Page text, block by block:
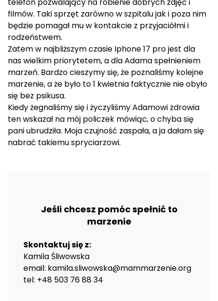
telefon pozwalający na robienie dobrych zdjęć i
filmów. Taki sprzęt zarówno w szpitalu jak i poza nim
będzie pomagał mu w kontakcie z przyjaciółmi i
rodzeństwem.
Zatem w najbliższym czasie Iphone 17 pro jest dla
nas wielkim priorytetem, a dla Adama spełnieniem
marzeń. Bardzo cieszymy się, że poznaliśmy kolejne
marzenie, a że było to 1 kwietnia faktycznie nie obyło
się bez psikusa.
Kiedy żegnaliśmy się i życzyliśmy Adamowi zdrowia
ten wskazał na mój policzek mówiąc, o chyba się
pani ubrudziła. Moja czujność zaspała, a ja dałam się
nabrać takiemu spryciarzowi.
Jeśli chcesz pomóc spełnić to
marzenie
Skontaktuj się z:
Kamila Śliwowska
email: kamila.sliwowska@mammarzenie.org
tel: +48 503 76 88 34